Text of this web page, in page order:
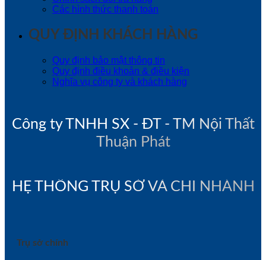
Các hình thức thanh toán
QUY ĐỊNH KHÁCH HÀNG
Quy định bảo mật thông tin
Quy định điều khoản & điều kiện
Nghĩa vụ công ty và khách hàng
Công ty TNHH SX - ĐT - TM Nội Thất
Thuận Phát
HỆ THỐNG TRỤ SỞ VÀ CHI NHÁNH
Trụ sở chính